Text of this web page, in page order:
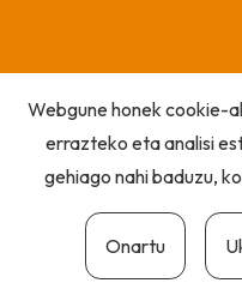
Webgune honek cookie-
errazteko eta analisi
gehiago nahi baduzu,
Onartu